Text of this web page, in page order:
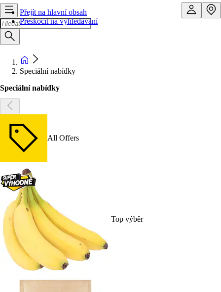
Přejít na hlavní obsah
Přeskočit na vyhledávání
Speciální nabídky
Speciální nabídky
All Offers
Top výběr